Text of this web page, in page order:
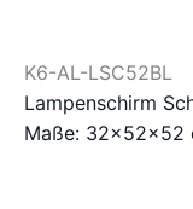
K6-AL-LSC52BL
Lampenschirm
Maße: 32×52×52